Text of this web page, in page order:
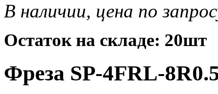
В наличии, цена по
Остаток на складе: 20шт
Фреза SP-4FRL-